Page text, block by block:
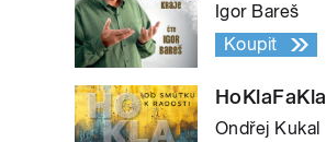
Igor Bareš
Koupit
HoKlaFaKla
Ondřej Kukal